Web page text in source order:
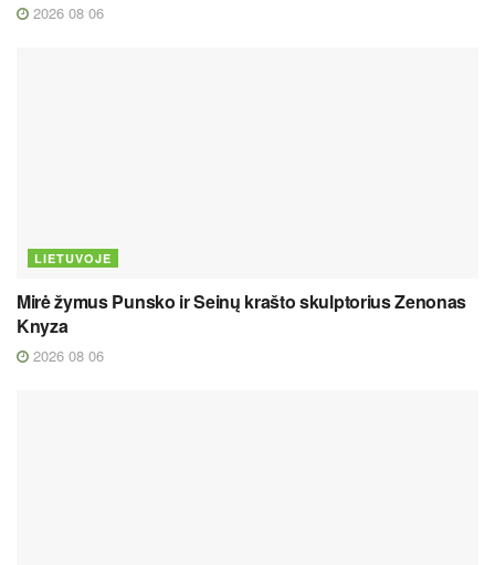
2026 08 06
LIETUVOJE
Mirė žymus Punsko ir Seinų krašto skulptorius Zenonas
Knyza
2026 08 06